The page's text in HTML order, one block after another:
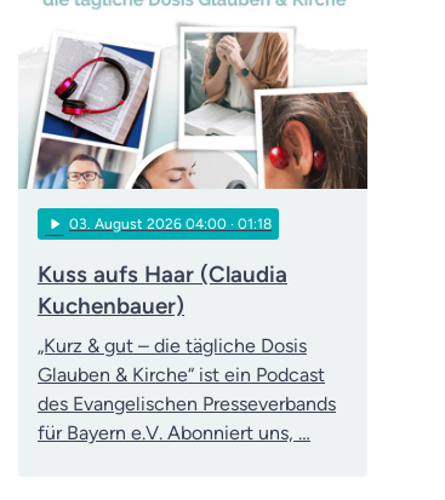
play_arrow 03 . August 2026 04:00 · 01:18
Kuss aufs Haar (Claudia
Kuchenbauer)
„Kurz & gut – die tägliche Dosis
Glauben & Kirche“ ist ein Podcast
des Evangelischen Presseverbands
für Bayern e.V. Abonniert uns, …